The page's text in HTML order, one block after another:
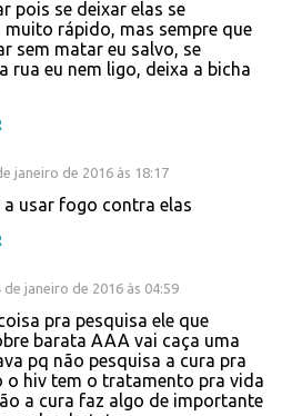
pois se deixar elas se
rápido, mas sempre que
sem matar eu salvo, se
rua eu nem ligo, deixa a bicha
janeiro de 2016 às 18:17
a usar fogo contra elas
de janeiro de 2016 às 04:59
pra pesquisa ele que
barata AAA vai caça uma
pq não pesquisa a cura pra
o hiv tem o tratamento pra vida
a cura faz algo de importante